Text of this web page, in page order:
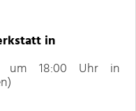
in
um 18:00 Uhr in